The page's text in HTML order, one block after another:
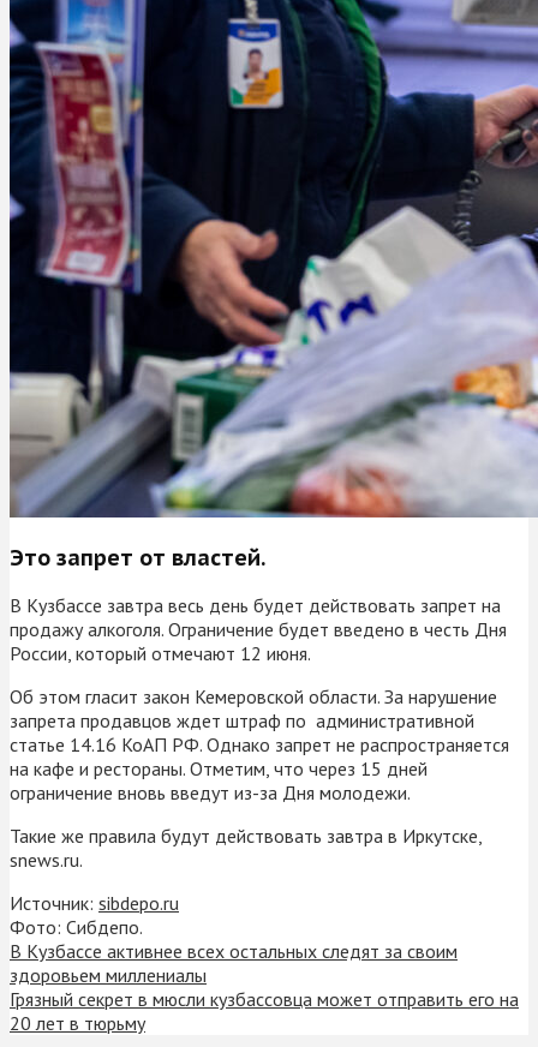
Это запрет от властей.
В Кузбассе завтра весь день будет действовать запрет на
продажу алкоголя. Ограничение будет введено в честь Дня
России, который отмечают 12 июня.
Об этом гласит закон Кемеровской области. За нарушение
запрета продавцов ждет штраф по административной
статье 14.16 КоАП РФ. Однако запрет не распространяется
на кафе и рестораны. Отметим, что через 15 дней
ограничение вновь введут из-за Дня молодежи.
Такие же правила будут действовать завтра в Иркутске,
snews.ru.
Источник: sibdepo.ru
Фото: Сибдепо.
В Кузбассе активнее всех остальных следят за своим
здоровьем миллениалы
Грязный секрет в мюсли кузбассовца может отправить его на
20 лет в тюрьму